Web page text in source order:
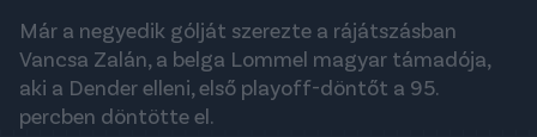
Már a negyedik gólját szerezte a rájátszásban
Vancsa Zalán, a belga Lommel magyar támadója,
aki a Dender elleni, első playoff-döntőt a 95.
percben döntötte el.